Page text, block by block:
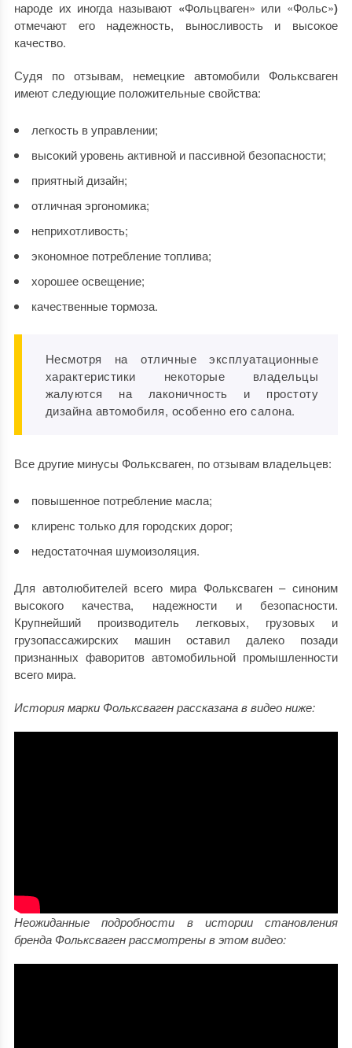
народе их иногда называют «Фольцваген» или «Фольс»)
отмечают его надежность, выносливость и высокое
качество.
Судя по отзывам, немецкие автомобили Фольксваген
имеют следующие положительные свойства:
легкость в управлении;
высокий уровень активной и пассивной безопасности;
приятный дизайн;
отличная эргономика;
неприхотливость;
экономное потребление топлива;
хорошее освещение;
качественные тормоза.
Несмотря на отличные эксплуатационные
характеристики некоторые владельцы
жалуются на лаконичность и простоту
дизайна автомобиля, особенно его салона.
Все другие минусы Фольксваген, по отзывам владельцев:
повышенное потребление масла;
клиренс только для городских дорог;
недостаточная шумоизоляция.
Для автолюбителей всего мира Фольксваген – синоним
высокого качества, надежности и безопасности.
Крупнейший производитель легковых, грузовых и
грузопассажирских машин оставил далеко позади
признанных фаворитов автомобильной промышленности
всего мира.
История марки Фольксваген рассказана в видео ниже:
Неожиданные подробности в истории становления
бренда Фольксваген рассмотрены в этом видео: